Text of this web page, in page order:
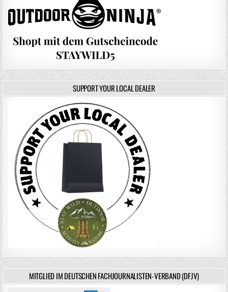
SUPPORT YOUR LOCAL DEALER
MITGLIED IM DEUTSCHEN FACHJOURNALISTEN-VERBAND (DFJV)